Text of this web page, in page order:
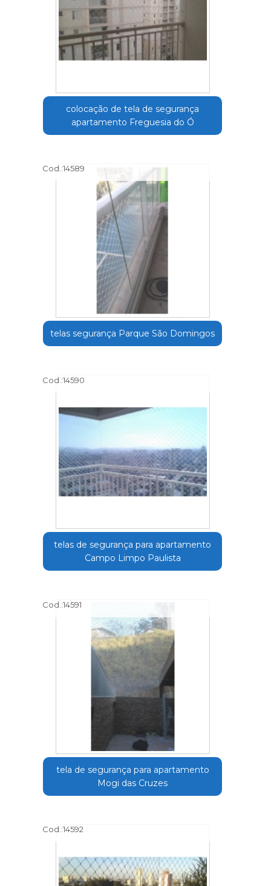
colocação de tela de segurança
apartamento Freguesia do Ó
Cod.:14589
telas segurança Parque São Domingos
Cod.:14590
telas de segurança para apartamento
Campo Limpo Paulista
Cod.:14591
tela de segurança para apartamento
Mogi das Cruzes
Cod.:14592